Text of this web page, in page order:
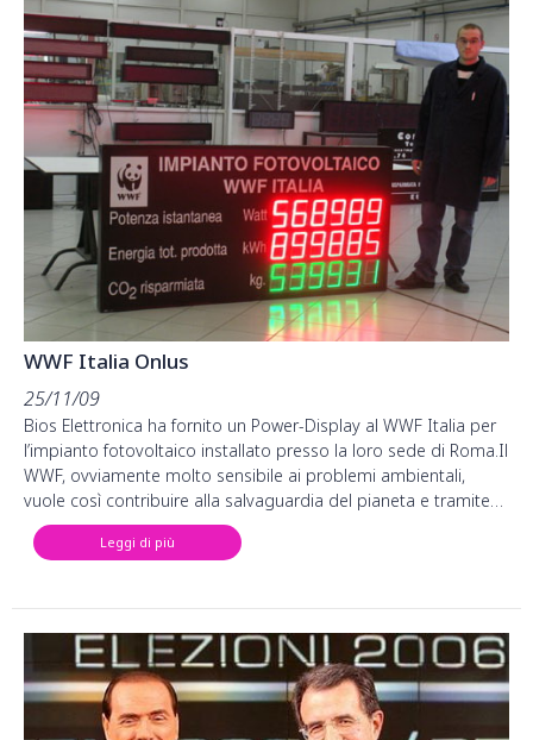
WWF Italia Onlus
25/11/09
Bios Elettronica ha fornito un Power-Display al WWF Italia per
l’impianto fotovoltaico installato presso la loro sede di Roma.Il
WWF, ovviamente molto sensibile ai problemi ambientali,
vuole così contribuire alla salvaguardia del pianeta e tramite…
Leggi di più